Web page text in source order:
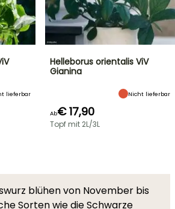
lieferbar
Helleborus orientalis ViV
Gianina
Nicht lieferbar
Ab€ 17,90
Topf mit 2L/3L
blühen von November bis
Sorten wie die Schwarze